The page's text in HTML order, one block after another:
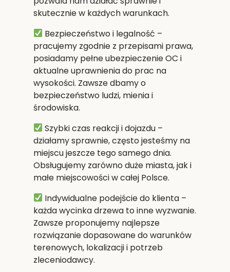
skutecznie w każdych warunkach.
Bezpieczeństwo i legalność –
pracujemy zgodnie z przepisami prawa,
posiadamy pełne ubezpieczenie OC i
aktualne uprawnienia do prac na
wysokości. Zawsze dbamy o
bezpieczeństwo ludzi, mienia i
środowiska.
Szybki czas reakcji i dojazdu–
działamy sprawnie, często jesteśmy na
miejscu jeszcze tego samego dnia.
Obsługujemy zarówno duże miasta, jak i
małe miejscowości w całej Polsce.
Indywidualne podejście do klienta–
każda wycinka drzewa to inne wyzwanie.
Zawsze proponujemy najlepsze
rozwiązanie dopasowane do warunków
terenowych, lokalizacji i potrzeb
zleceniodawcy.